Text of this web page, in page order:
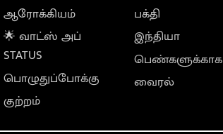
ஆரோக்கியம்
🌟 வாட்ஸ் அப்
STATUS
பொழுதுப்போக்கு
குற்றம்
பக்தி
இந்தியா
பெண்களுக்காக
வைரல்